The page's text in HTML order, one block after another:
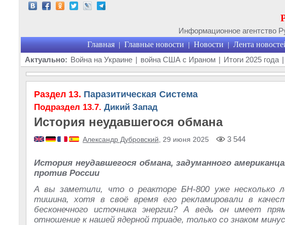
Информационное агентство
Главная | Главные новости | Новости | Лента
Актуально: Война на Украине | война США с Ираном | Итоги 2025 года |
Раздел 13. Паразитическая Система
Подраздел 13.7. Дикий Запад
История неудавшегося обмана
Александр Дубровский , 29 июня 2025 3 544
История неудавшегося обмана, задуманного
против России
А вы заметили, что о реакторе БН-800 уже несколько
тишина, хотя в своё время его рекламировали в
бесконечного источника энергии? А ведь он имеет
отношение к нашей ядерной триаде, только со знаком